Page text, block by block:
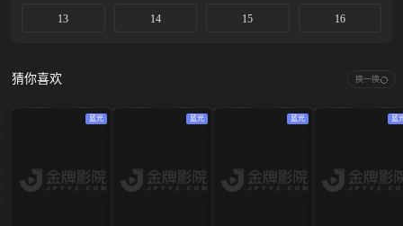
13 14 15 16
猜你喜欢 换一换
蓝光 蓝光 蓝光 蓝